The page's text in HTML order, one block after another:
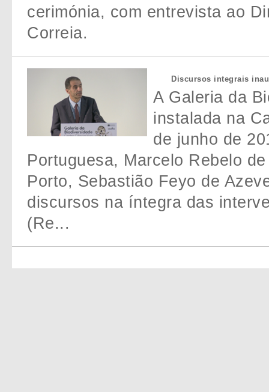
cerimónia, com entrevista ao
Correia.
Discursos integrais
A Galeria da
instalada na
de junho de
Portuguesa, Marcelo Rebelo
Porto, Sebastião Feyo de
discursos na íntegra das
(Re...